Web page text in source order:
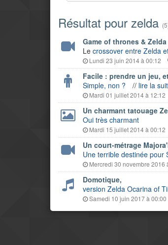
Résultat pour zelda
Game of thrones & Zelda
Le crossover entre Zelda
Lundi 23 juin 2014 à 00:12
Facile : prendre un jeu,
Simple, non ?
// lire la
Mardi 01 juillet 2014 à 12:12
Un charmant tatouage
Oui très charmant
Mardi 15 juillet 2014 à 00:12
Un court-métrage
Une terrible destinée pour
Mercredi 30 novembre 2016
Domotique,
version Zelda Ocarina of
Samedi 10 juin 2017 à 00:00